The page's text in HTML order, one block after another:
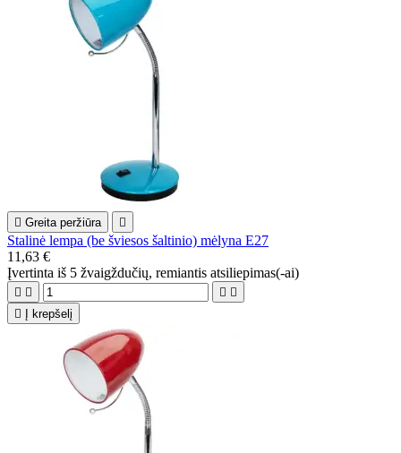
 Greita peržiūra 
Stalinė lempa (be šviesos šaltinio) mėlyna E27
11,63 €
Įvertinta iš 5 žvaigždučių, remiantis atsiliepimas(-ai)
   

Į krepšelį